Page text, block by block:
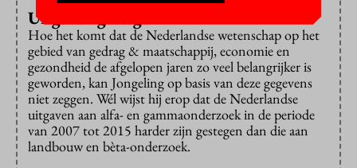
Uitgaven gestegen
Hoe het komt dat de Nederlandse wetenschap op het
gebied van gedrag & maatschappij, economie en
gezondheid de afgelopen jaren zo veel belangrijker is
geworden, kan Jongeling op basis van deze gegevens
niet zeggen. Wél wijst hij erop dat de Nederlandse
uitgaven aan alfa- en gammaonderzoek in de periode
van 2007 tot 2015 harder zijn gestegen dan die aan
landbouw en bèta-onderzoek.